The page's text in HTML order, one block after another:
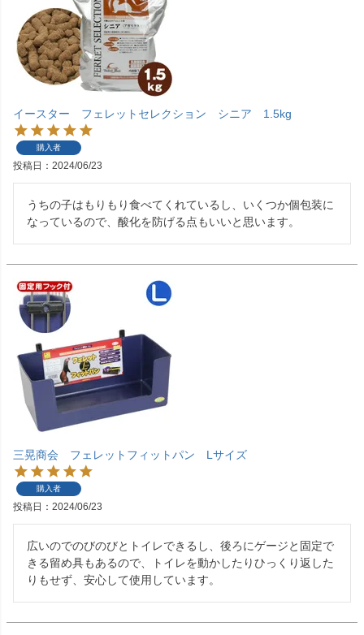
イースター フェレットセレクション シニア 1.5kg
購入者
投稿日 2024/06/23
うちの子はもりもり食べてくれているし、いくつか個包装に
なっているので、酸化を防げる点もいいと思います。
三晃商会 フェレットフィットパン Lサイズ
購入者
投稿日 2024/06/23
広いのでのびのびとトイレできるし、後ろにゲージと固定で
きる留め具もあるので、トイレを動かしたりひっくり返した
りもせず、安心して使用しています。